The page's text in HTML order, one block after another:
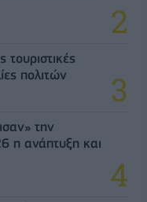
πολιτών
την
η ανάπτυξη και